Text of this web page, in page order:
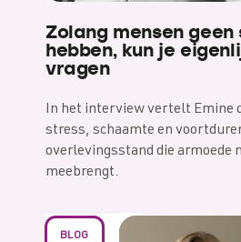
Zolang mensen
hebben, kun je
vragen
In het interview vertelt Emine
stress, schaamte en
overlevingsstand die armoede
meebrengt.
BLOG